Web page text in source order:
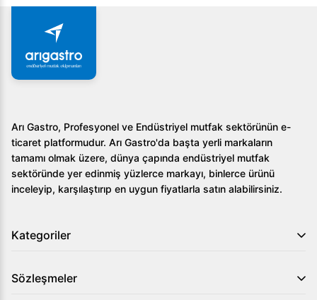
Arı Gastro, Profesyonel ve Endüstriyel mutfak sektörünün e-
ticaret platformudur. Arı Gastro'da başta yerli markaların
tamamı olmak üzere, dünya çapında endüstriyel mutfak
sektöründe yer edinmiş yüzlerce markayı, binlerce ürünü
inceleyip, karşılaştırıp en uygun fiyatlarla satın alabilirsiniz.
Kategoriler
Sözleşmeler